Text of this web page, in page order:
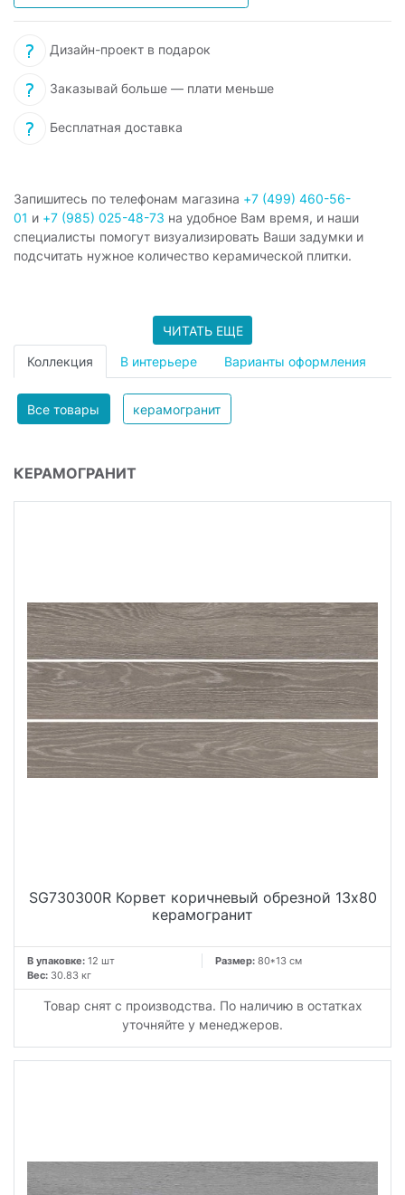
Дизайн-проект в подарок
Заказывай больше — плати меньше
Бесплатная доставка
Запишитесь по телефонам магазина +7 (499) 460-56-
01 и +7 (985) 025-48-73 на удобное Вам время, и наши
специалисты помогут визуализировать Ваши задумки и
подсчитать нужное количество керамической плитки.
ЧИТАТЬ ЕЩЕ
Коллекция В интерьере Варианты оформления
Все товары керамогранит
КЕРАМОГРАНИТ
SG730300R Корвет коричневый обрезной 13x80
керамогранит
В упаковке: 12 шт Размер: 80*13 см
Вес: 30.83 кг
Товар снят с производства. По наличию в остатках
уточняйте у менеджеров.